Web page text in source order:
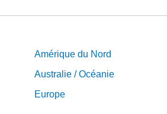
Amérique du Nord
Australie / Océanie
Europe